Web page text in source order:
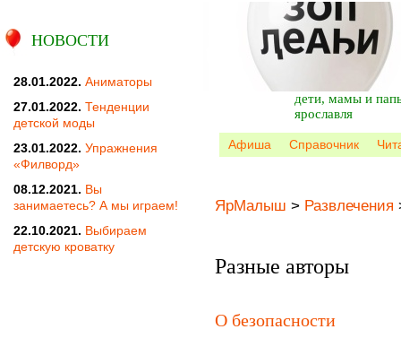
НОВОСТИ
28.01.2022. Аниматоры
27.01.2022. Тенденции
детской моды
23.01.2022. Упражнения
«Филворд»
08.12.2021. Вы
занимаетесь? А мы играем!
22.10.2021. Выбираем
детскую кроватку
дети, мамы и
ярославля
Афиша Справочник
ЯрМалыш > Развлечения
Разные авторы
О безопасности